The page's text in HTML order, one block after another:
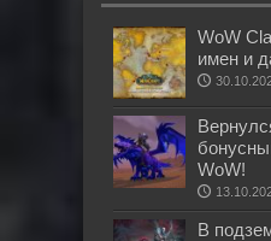
WoW
имен и
WoW!
В